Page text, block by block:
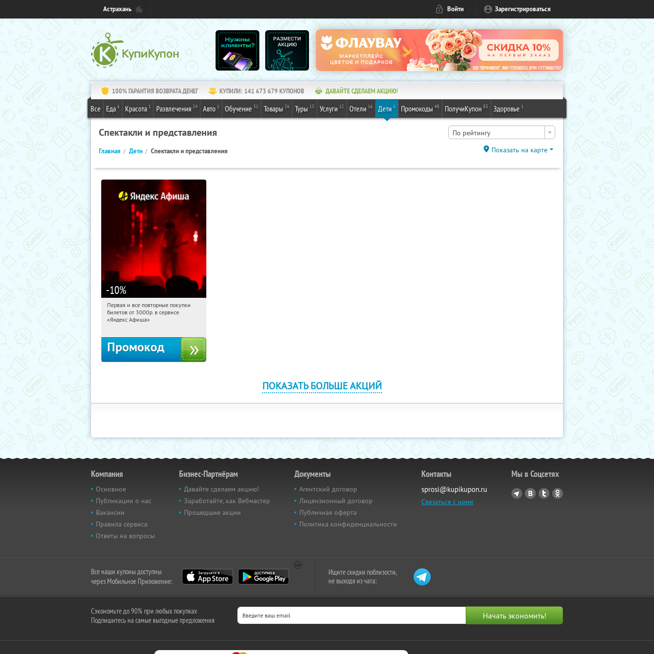
Астрахань Войти Зарегистрироваться
100% ГАРАНТИЯ ВОЗВРАТА ДЕНЕГ КУПИЛИ: 141 673 679 КУПОНОВ ДАВАЙТЕ СДЕЛАЕМ АКЦИЮ!
Все Еда 6 Красота 1 Развлечения 24 Авто 1 Обучение 31 Товары 26 Туры 13 Услуги 12 Отели 16 Дети 6 Промокоды 48 ПолучиКупон 83 Здоровье 1
Спектакли и представления По рейтингу
Главная Дети Спектакли и представления Показать на карте
-10%
07:23:27 Получили:
Россия
Первая и все повторные покупки
билетов от 3000р. в сервисе
«Яндекс Афиша»
Промокод
ПОКАЗАТЬ БОЛЬШЕ АКЦИЙ
Компания
Основное
Публикации о нас
Вакансии
Правила сервиса
Ответы на вопросы
Бизнес-Партнёрам
Давайте сделаем акцию!
Заработайте, как Вебмастер
Прошедшие акции
Документы
Агентский договор
Лицензионный договор
Публичная оферта
Политика конфиденциальности
Контакты
sprosi@kupikupon.ru
Связаться с нами
Мы в Соцсетях
Все наши купоны доступны
через Мобильное Приложение:
Ищите скидки поблизости,
не выходя из чата:
Сэкономьте до 90% при любых покупках
Подпишитесь на самые выгодные предложения